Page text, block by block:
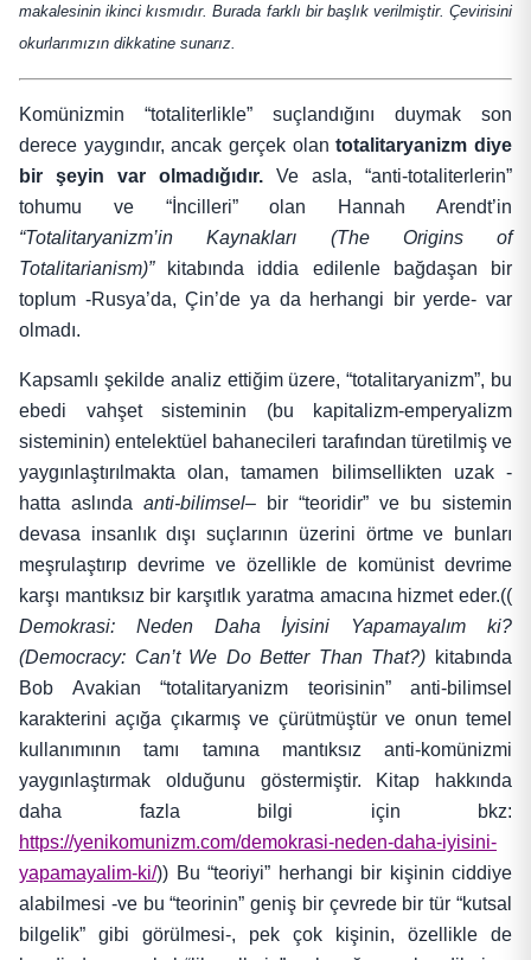
makalesinin ikinci kısmıdır. Burada farklı bir başlık verilmiştir. Çevirisini
okurlarımızın dikkatine sunarız.
Komünizmin “totaliterlikle” suçlandığını duymak son
derece yaygındır, ancak gerçek olantotalitaryanizm diye
bir şeyin var olmadığıdır. Ve asla, “anti-totaliterlerin”
tohumu ve “İncilleri” olan Hannah Arendt’in
“Totalitaryanizm’in Kaynakları (The Origins of
Totalitarianism)”
kitabında iddia edilenle bağdaşan bir
toplum -Rusya’da, Çin’de ya da herhangi bir yerde- var
olmadı.
Kapsamlı şekilde analiz ettiğim üzere, “totalitaryanizm”, bu
ebedi vahşet sisteminin (bu kapitalizm-emperyalizm
sisteminin) entelektüel bahanecileri tarafından türetilmiş ve
yaygınlaştırılmakta olan, tamamen bilimsellikten uzak -
hatta aslında anti-bilimsel– bir “teoridir” ve bu sistemin
devasa insanlık dışı suçlarının üzerini örtme ve bunları
meşrulaştırıp devrime ve özellikle de komünist devrime
karşı mantıksız bir karşıtlık yaratma amacına hizmet eder.((
Demokrasi: Neden Daha İyisini Yapamayalım ki?
(Democracy: Can’t We Do Better Than That?) kitabında
Bob Avakian “totalitaryanizm teorisinin” anti-bilimsel
karakterini açığa çıkarmış ve çürütmüştür ve onun temel
kullanımının tamı tamına mantıksız anti-komünizmi
yaygınlaştırmak olduğunu göstermiştir. Kitap hakkında
daha fazla bilgi için bkz:
https://yenikomunizm.com/demokrasi-neden-daha-iyisini-
yapamayalim-ki/)) Bu “teoriyi” herhangi bir kişinin ciddiye
alabilmesi -ve bu “teorinin” geniş bir çevrede bir tür “kutsal
bilgelik” gibi görülmesi-, pek çok kişinin, özellikle de